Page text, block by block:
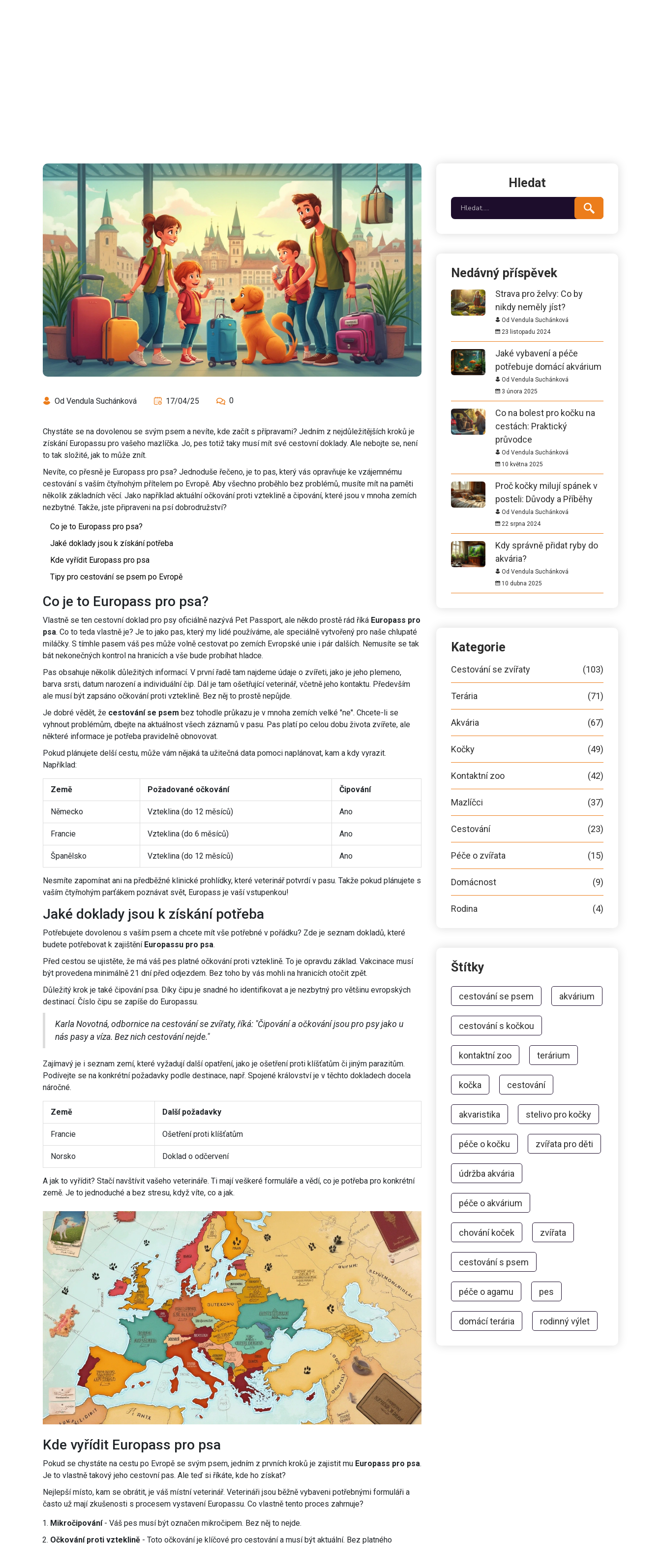
Od Vendula Suchánková 17/04/25 0
Chystáte se na dovolenou se svým psem a nevíte, kde začít s přípravami? Jedním z nejdůležitějších kroků je
získání Europassu pro vašeho mazlíčka. Jo, pes totiž taky musí mít své cestovní doklady. Ale nebojte se, není
to tak složité, jak to může znít.
Nevíte, co přesně je Europass pro psa? Jednoduše řečeno, je to pas, který vás opravňuje ke vzájemnému
cestování s vaším čtyřnohým přítelem po Evropě. Aby všechno proběhlo bez problémů, musíte mít na paměti
několik základních věcí. Jako například aktuální očkování proti vzteklině a čipování, které jsou v mnoha zemích
nezbytné. Takže, jste připraveni na psí dobrodružství?
Co je to Europass pro psa?
Jaké doklady jsou k získání potřeba
Kde vyřídit Europass pro psa
Tipy pro cestování se psem po Evropě
Co je to Europass pro psa?
Vlastně se ten cestovní doklad pro psy oficiálně nazývá Pet Passport, ale někdo prostě rád říká Europass pro
psa. Co to teda vlastně je? Je to jako pas, který my lidé používáme, ale speciálně vytvořený pro naše chlupaté
miláčky. S tímhle pasem váš pes může volně cestovat po zemích Evropské unie i pár dalších. Nemusíte se tak
bát nekonečných kontrol na hranicích a vše bude probíhat hladce.
Pas obsahuje několik důležitých informací. V první řadě tam najdeme údaje o zvířeti, jako je jeho plemeno,
barva srsti, datum narození a individuální čip. Dál je tam ošetřující veterinář, včetně jeho kontaktu. Především
ale musí být zapsáno očkování proti vzteklině. Bez něj to prostě nepůjde.
Je dobré vědět, že cestování se psem bez tohodle průkazu je v mnoha zemích velké "ne". Chcete-li se
vyhnout problémům, dbejte na aktuálnost všech záznamů v pasu. Pas platí po celou dobu života zvířete, ale
některé informace je potřeba pravidelně obnovovat.
Pokud plánujete delší cestu, může vám nějaká ta užitečná data pomoci naplánovat, kam a kdy vyrazit.
Například:
Země Požadované očkování Čipování
Německo Vzteklina (do 12 měsíců) Ano
Francie Vzteklina (do 6 měsíců) Ano
Španělsko Vzteklina (do 12 měsíců) Ano
Nesmíte zapomínat ani na předběžné klinické prohlídky, které veterinář potvrdí v pasu. Takže pokud plánujete s
vaším čtyřnohým parťákem poznávat svět, Europass je vaší vstupenkou!
Jaké doklady jsou k získání potřeba
Potřebujete dovolenou s vaším psem a chcete mít vše potřebné v pořádku? Zde je seznam dokladů, které
budete potřebovat k zajištění Europassu pro psa.
Před cestou se ujistěte, že má váš pes platné očkování proti vzteklině. To je opravdu základ. Vakcinace musí
být provedena minimálně 21 dní před odjezdem. Bez toho by vás mohli na hranicích otočit zpět.
Důležitý krok je také čipování psa. Díky čipu je snadné ho identifikovat a je nezbytný pro většinu evropských
destinací. Číslo čipu se zapíše do Europassu.
Karla Novotná, odbornice na cestování se zvířaty, říká: "Čipování a očkování jsou pro psy jako u
nás pasy a víza. Bez nich cestování nejde."
Zajímavý je i seznam zemí, které vyžadují další opatření, jako je ošetření proti klíšťatům či jiným parazitům.
Podívejte se na konkrétní požadavky podle destinace, např. Spojené království je v těchto dokladech docela
náročné.
Země Další požadavky
Francie Ošetření proti klíšťatům
Norsko Doklad o odčervení
A jak to vyřídit? Stačí navštívit vašeho veterináře. Ti mají veškeré formuláře a vědí, co je potřeba pro konkrétní
země. Je to jednoduché a bez stresu, když víte, co a jak.
Kde vyřídit Europass pro psa
Pokud se chystáte na cestu po Evropě se svým psem, jedním z prvních kroků je zajistit mu Europass pro psa.
Je to vlastně takový jeho cestovní pas. Ale teď si říkáte, kde ho získat?
Nejlepší místo, kam se obrátit, je váš místní veterinář. Veterináři jsou běžně vybaveni potřebnými formuláři a
často už mají zkušenosti s procesem vystavení Europassu. Co vlastně tento proces zahrnuje?
Mikročipování- Váš pes musí být označen mikročipem. Bez něj to nejde.
Očkování proti vzteklině - Toto očkování je klíčové pro cestování a musí být aktuální. Bez platného
Hledat
Nedávný příspěvek
Strava pro želvy: Co by
nikdy neměly jíst?
Od Vendula Suchánková
23 listopadu 2024
Jaké vybavení a péče
potřebuje domácí akvárium
Od Vendula Suchánková
3 února 2025
Co na bolest pro kočku na
cestách: Praktický
průvodce
Od Vendula Suchánková
10 května 2025
Proč kočky milují spánek v
posteli: Důvody a Příběhy
Od Vendula Suchánková
22 srpna 2024
Kdy správně přidat ryby do
akvária?
Od Vendula Suchánková
10 dubna 2025
Kategorie
Cestování se zvířaty (103)
Terária (71)
Akvária (67)
Kočky (49)
Kontaktní zoo (42)
Mazlíčci (37)
Cestování (23)
Péče o zvířata (15)
Domácnost (9)
Rodina (4)
Štítky
cestování se psem akvárium
cestování s kočkou
kontaktní zoo terárium
kočka cestování
akvaristika stelivo pro kočky
péče o kočku zvířata pro děti
údržba akvária
péče o akvárium
chování koček zvířata
cestování s psem
péče o agamu pes
domácí terária rodinný výlet